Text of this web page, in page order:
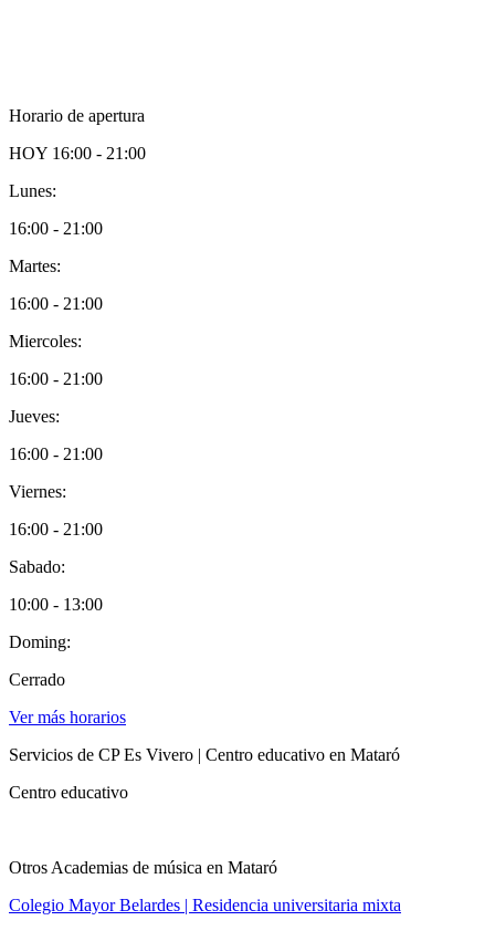
Horario de apertura
HOY 16:00 - 21:00
Lunes:
16:00 - 21:00
Martes:
16:00 - 21:00
Miercoles:
16:00 - 21:00
Jueves:
16:00 - 21:00
Viernes:
16:00 - 21:00
Sabado:
10:00 - 13:00
Doming:
Cerrado
Ver más horarios
Servicios de CP Es Vivero | Centro educativo en Mataró
Centro educativo
Otros Academias de música en Mataró
Colegio Mayor Belardes | Residencia universitaria mixta